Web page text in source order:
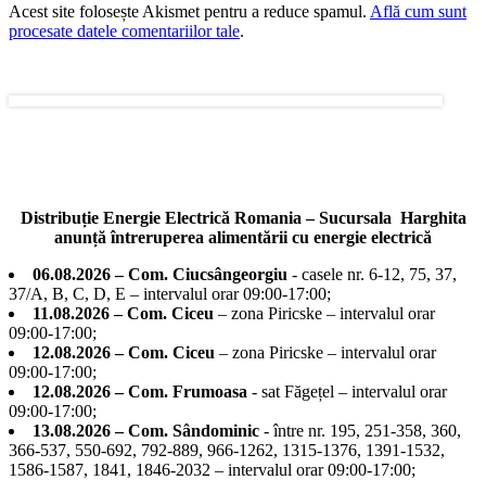
Acest site folosește Akismet pentru a reduce spamul. Află cum sunt
procesate datele comentariilor tale.
Distribuție Energie Electrică Romania – Sucursala Harghita
anunță întreruperea alimentării cu energie electrică
06.08.2026 – Com. Ciucsângeorgiu - casele nr. 6-12, 75, 37,
37/A, B, C, D, E – intervalul orar 09:00-17:00;
11.08.2026 – Com. Ciceu – zona Piricske – intervalul orar
09:00-17:00;
12.08.2026 – Com. Ciceu – zona Piricske – intervalul orar
09:00-17:00;
12.08.2026 – Com. Frumoasa - sat Făgețel – intervalul orar
09:00-17:00;
13.08.2026 – Com. Sândominic - între nr. 195, 251-358, 360,
366-537, 550-692, 792-889, 966-1262, 1315-1376, 1391-1532,
1586-1587, 1841, 1846-2032 – intervalul orar 09:00-17:00;